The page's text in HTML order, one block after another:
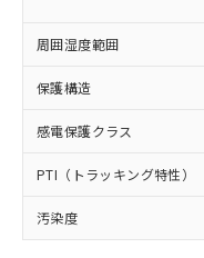
周囲湿度範囲
保護構造
感電保護クラス
PTI（トラッキング特性）
汚染度
お客様
登録さ
および
品・サ
引・商
をご了承
の共同利
用者の
※3 非含有証
下記の非含有
EU RoHS指
51物質の非含
※本証明書は
るもので、過
ものではあり